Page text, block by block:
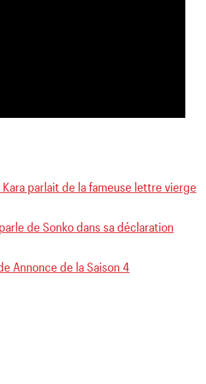
parlait de la fameuse lettre vierge
de Sonko dans sa déclaration
Annonce de la Saison 4